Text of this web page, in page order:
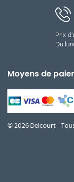
Prix
Du
Moyens de
© 2026 Delcourt -